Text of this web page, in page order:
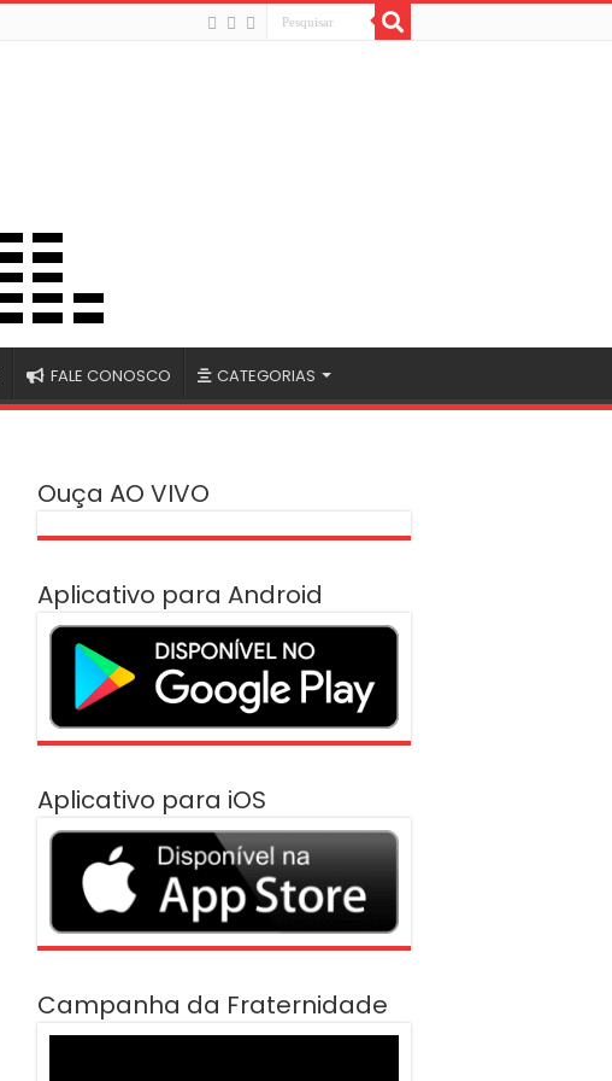
FALE CONOSCO CATEGORIAS
Ouça AO VIVO
Aplicativo para Android
Aplicativo para iOS
Campanha da Fraternidade